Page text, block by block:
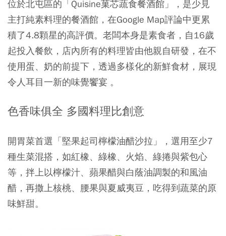
位於北屯區的「Quisine菓芯蔬食餐酒館」，是少見
主打純素料理的餐酒館，在Google Map評論中更累
積了4.8顆星的高評價。老闆本身是素食者，自16歲
起投入餐飲，店內所有的料理皆由他親自研發，在不
使用蛋、奶的前提下，透過多樣化的新鮮食材，展現
令人耳目一新的味覺饗宴 。
色香味俱全 多國料理比創意
開胃菜首選「堅果起司檸檬油醋沙拉」，選用至少7
種生菜混搭，如紅橡、綠橡、火焰、綠捲與紫包心
等，拌上以檸檬汁、蘋果醋與白蔭油調製的和風油
醋，再撒上核桃、腰果與夏威夷豆，吃得到蔬菜的原
味鮮甜。